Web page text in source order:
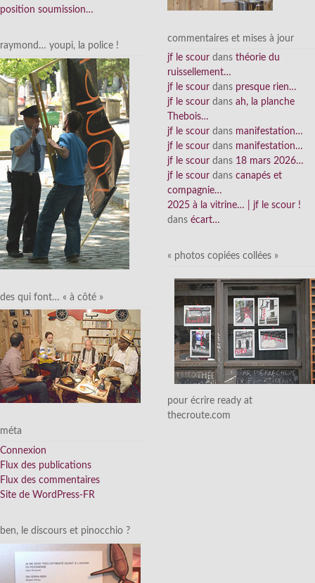
position soumission…
raymond… youpi, la police !
des qui font… « à côté »
méta
Connexion
Flux des publications
Flux des commentaires
Site de WordPress-FR
ben, le discours et pinocchio ?
commentaires et mises à jour
jf le scour dans théorie du
ruissellement…
jf le scour dans presque rien…
jf le scour dans ah, la planche
Thebois…
jf le scour dans manifestation…
jf le scour dans manifestation…
jf le scour dans 18 mars 2026…
jf le scour dans canapés et
compagnie…
2025 à la vitrine… | jf le scour !
dans écart…
« photos copiées collées »
pour écrire ready at
thecroute.com